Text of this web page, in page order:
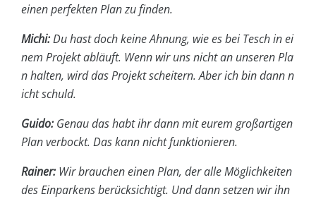
einen perfekten Plan zu finden.
Michi:Du hast doch keine Ahnung, wie es bei Tesch in ei
nem Projekt abläuft. Wenn wir uns nicht an unseren Pla
n halten, wird das Projekt scheitern. Aber ich bin dann n
icht schuld.
Guido:Genau das habt ihr dann mit eurem großartigen
Plan verbockt. Das kann nicht funktionieren.
Rainer:Wir brauchen einen Plan, der alle Möglichkeiten
des Einparkens berücksichtigt. Und dann setzen wir ihn